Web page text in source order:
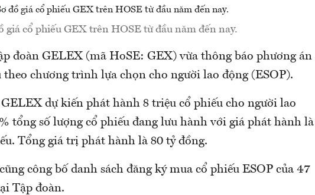
giá cổ phiếu GEX trên HOSE từ đầu năm đến nay.
đoàn GELEX (mã HoSE: GEX) vừa thông báo phương án
chương trình lựa chọn cho người lao động (ESOP).
dự kiến phát hành 8 triệu cổ phiếu cho người lao
tổng số lượng cổ phiếu đang lưu hành với giá phát hành là
Tổng giá trị phát hành là 80 tỷ đồng.
công bố danh sách đăng ký mua cổ phiếu ESOP của 47
Tập đoàn.